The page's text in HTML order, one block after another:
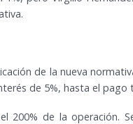
de la nueva
de 5%, hasta el pago
200% de la operación.